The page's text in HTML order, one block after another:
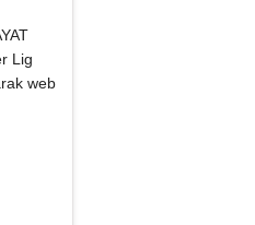
Lig
web